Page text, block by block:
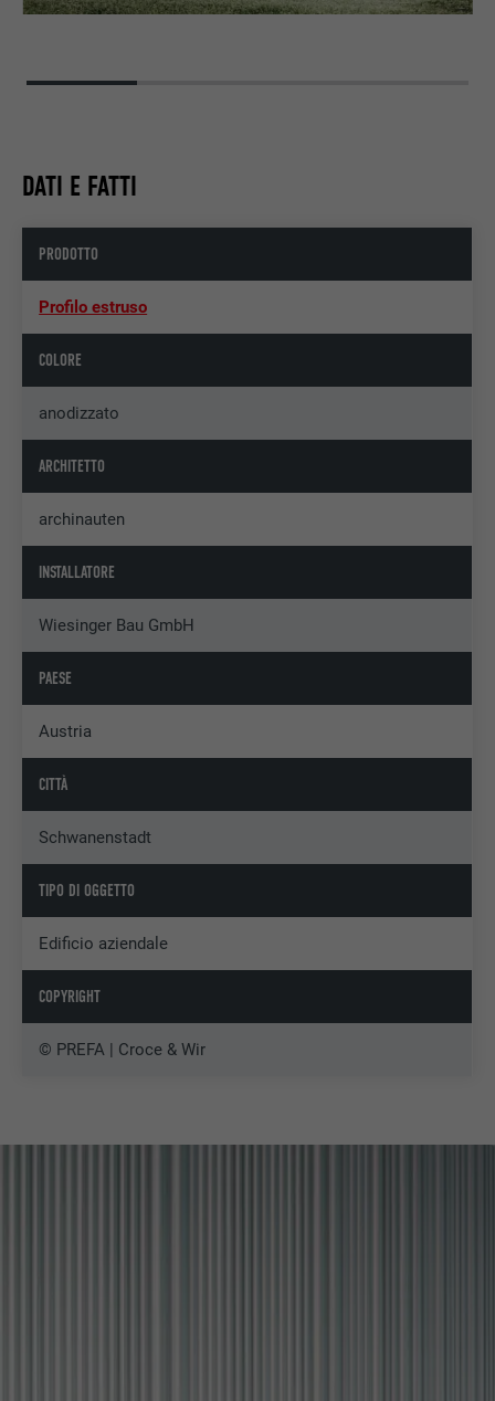
DATI E FATTI
PRODOTTO
Profilo estruso
COLORE
anodizzato
ARCHITETTO
archinauten
INSTALLATORE
Wiesinger Bau GmbH
PAESE
Austria
CITTÀ
Schwanenstadt
TIPO DI OGGETTO
Edificio aziendale
COPYRIGHT
© PREFA | Croce & Wir